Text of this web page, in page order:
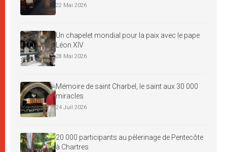
22 Mai 2026
Un chapelet mondial pour la paix avec le pape
Léon XIV
28 Mai 2026
Mémoire de saint Charbel, le saint aux 30 000
miracles
24 Juil 2026
20 000 participants au pèlerinage de Pentecôte
à Chartres